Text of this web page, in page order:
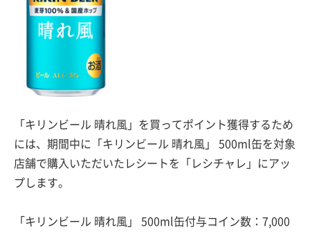
「キリンビール 晴れ風」を買ってポイント獲得するため
には、期間中に「キリンビール 晴れ風」 500ml缶を対象
店舗で購入いただいたレシートを「レシチャレ」にアッ
プします。
「キリンビール 晴れ風」 500ml缶付与コイン数：7,000